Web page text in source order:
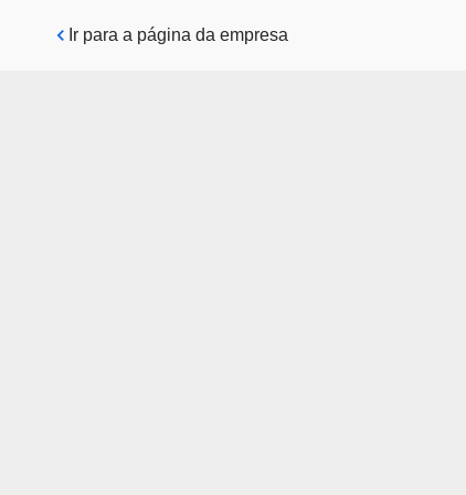
Pular para o conteúdo principal
Ir para a página da empresa